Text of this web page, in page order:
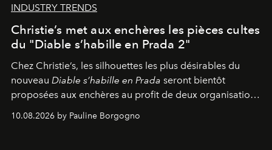
INDUSTRY TRENDS
Christie’s met aux enchères les pièces cultes
du "Diable s’habille en Prada 2"
Chez Christie’s, les silhouettes les plus désirables du
nouveau Diable s’habille en Prada seront bientôt
proposées aux enchères au profit de deux organisations
engagées pour la presse et la mode.
10.08.2026 by Pauline Borgogno